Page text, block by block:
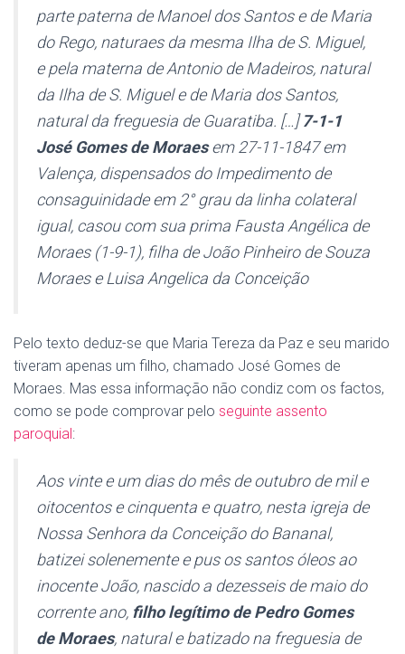
parte paterna de Manoel dos Santos e de Maria
do Rego, naturaes da mesma Ilha de S. Miguel,
e pela materna de Antonio de Madeiros, natural
da Ilha de S. Miguel e de Maria dos Santos,
natural da freguesia de Guaratiba. […]7-1-1
José Gomes de Moraesem 27-11-1847 em
Valença, dispensados do Impedimento de
consaguinidade em 2° grau da linha colateral
igual, casou com sua prima Fausta Angélica de
Moraes (1-9-1), filha de João Pinheiro de Souza
Moraes e Luisa Angelica da Conceição
Pelo texto deduz-se que Maria Tereza da Paz e seu marido
tiveram apenas um filho, chamado José Gomes de
Moraes. Mas essa informação não condiz com os factos,
como se pode comprovar pelo seguinte assento
paroquial:
Aos vinte e um dias do mês de outubro de mil e
oitocentos e cinquenta e quatro, nesta igreja de
Nossa Senhora da Conceição do Bananal,
batizei solenemente e pus os santos óleos ao
inocente João, nascido a dezesseis de maio do
corrente ano, filho legítimo de Pedro Gomes
de Moraes, natural e batizado na freguesia de